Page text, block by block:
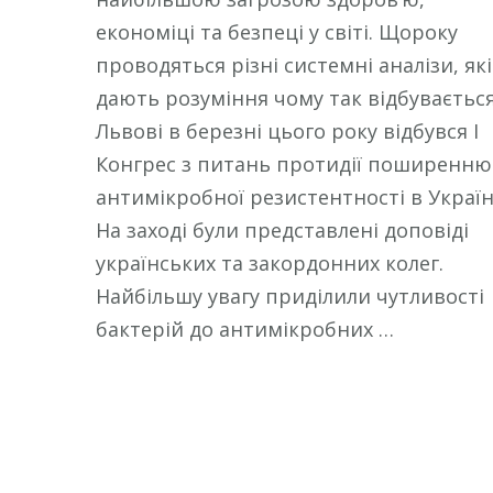
економіці та безпеці у світі. Щороку
проводяться різні системні аналізи, які
дають розуміння чому так
Львові в березні цього року відбувся І
Конгрес з питань протидії поширенню
антимікробної резистентності в
На заході були представлені доповіді
українських та закордонних колег.
Найбільшу увагу приділили чутливості
бактерій до антимікробних …